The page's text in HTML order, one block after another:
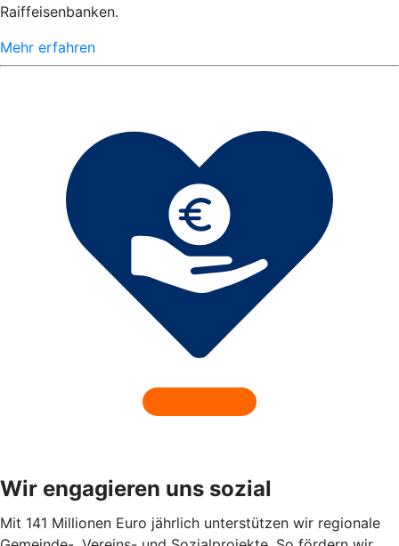
Raiffeisenbanken.
Mehr erfahren
Wir engagieren uns sozial
Mit 141 Millionen Euro jährlich unterstützen wir regionale